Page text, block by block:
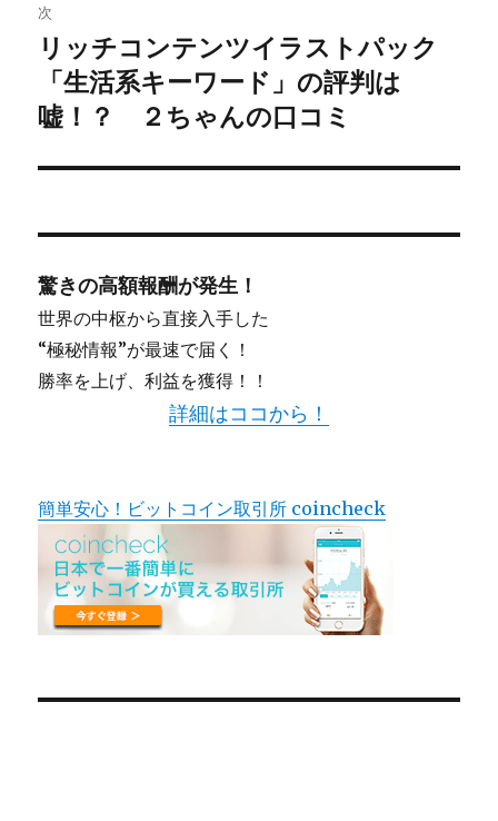
ー
シ
ョ
ン
次
次
の
投
リッチコンテンツイラストパック
「生活系キーワード」の評判は
嘘！？ ２ちゃんの口コミ
驚きの高額報酬が発生！
世界の中枢から直接入手した
“極秘情報”が最速で届く！
勝率を上げ、利益を獲得！！
詳細はココから！
簡単安心！ビットコイン取引所 coincheck